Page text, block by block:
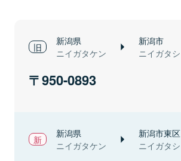
新潟県
ニイガタケン
新潟市
ニイガタシ
950-0893
新潟県
ニイガタケン
新潟市東区
ニイガタ